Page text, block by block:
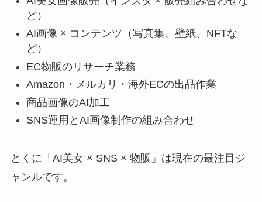
ど）
AI画像 × コンテンツ（写真集、壁紙、NFTな
ど）
EC物販のリサーチ業務
Amazon・メルカリ・海外ECの出品作業
商品画像のAI加工
SNS運用とAI画像制作の組み合わせ
とくに「AI美女 × SNS × 物販」は現在の最注目ジ
ャンルです。